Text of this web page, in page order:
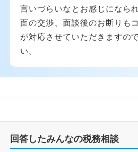
言いづらいなとお感じになら
面の交渉、面談後のお断りも
が対応させていただきますの
い。
回答したみんなの税務相談